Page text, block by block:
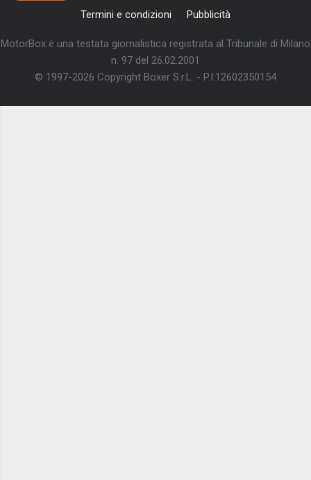
Termini e condizioni
Pubblicità
MotorBox è una testata giornalistica registrata al Tribunale di Milano
n. 97 del 26.02.2001
© 1997-2026 Copyright Boxer S.r.L. - P.I:12602350154